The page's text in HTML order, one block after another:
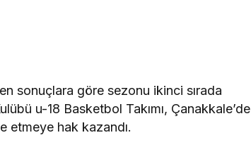
sonuçlara göre sezonu ikinci sırada
u-18 Basketbol Takımı, Çanakkale’de
etmeye hak kazandı.